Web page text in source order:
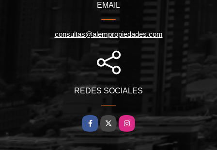
EMAIL
consultas@alempropiedades.com
REDES SOCIALES
Facebook
X Instagram